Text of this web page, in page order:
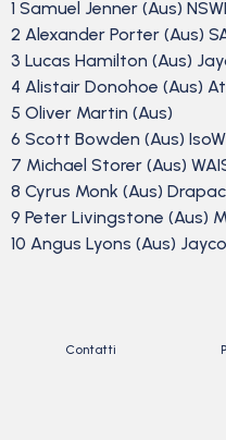
1 Samuel Jenner (Aus)
2 Alexander Porter (Aus)
3 Lucas Hamilton (Aus)
4 Alistair Donohoe (Aus)
5 Oliver Martin (Aus)
6 Scott Bowden (Aus)
7 Michael Storer (Aus)
8 Cyrus Monk (Aus)
9 Peter Livingstone (Aus)
10 Angus Lyons (Aus)
Contatti